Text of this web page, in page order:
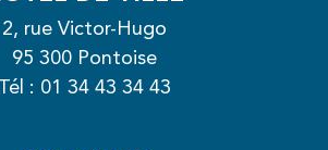
2, rue Victor-Hugo
95 300 Pontoise
Tél : 01 34 43 34 43